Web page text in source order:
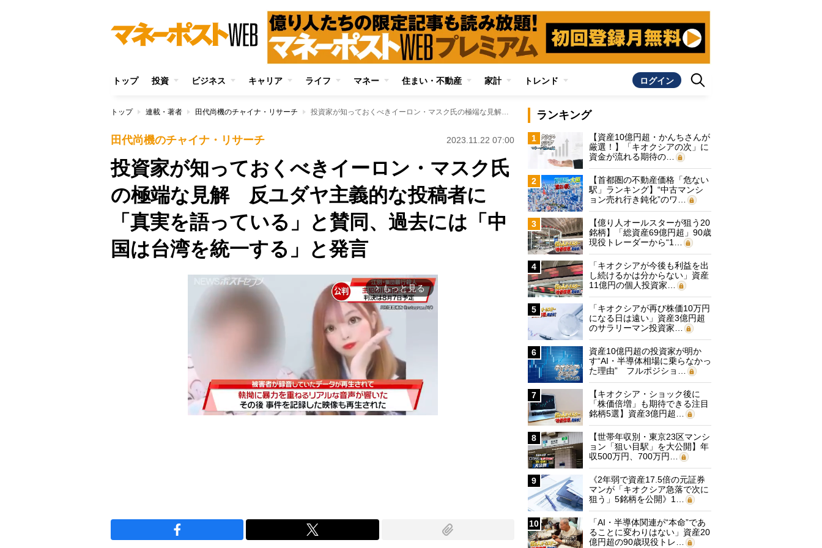
トップ 投資 ビジネス キャリア ライフ マネー 住まい・不動産 家計 トレンド ログイン
トップ 連載・著者 田代尚機のチャイナ・リサーチ 投資家が知っておくべきイーロン・マスク氏の極端な見解 反ユダヤ主義的な投稿者に「真実を語っている」と賛同、過去には「中国は台湾を統一する」と発言
田代尚機のチャイナ・リサーチ 2023.11.22 07:00
投資家が知っておくべきイーロン・マスク氏
の極端な見解 反ユダヤ主義的な投稿者に
「真実を語っている」と賛同、過去には「中
国は台湾を統一する」と発言
arrow_forward_ios もっと見る
ランキング
1
【資産10億円超・かんちさんが
厳選！】「キオクシアの次」に
資金が流れる期待の…
2
【首都圏の不動産価格「危ない
駅」ランキング】“中古マンシ
ョン売れ行き鈍化”のワ…
3
【億り人オールスターが狙う20
銘柄】「総資産69億円超」90歳
現役トレーダーから“1…
4
「キオクシアが今後も利益を出
し続けるかは分からない」資産
11億円の個人投資家…
5
「キオクシアが再び株価10万円
になる日は遠い」資産3億円超
のサラリーマン投資家…
6
資産10億円超の投資家が明か
す“AI・半導体相場に乗らなかっ
た理由” フルポジショ…
7
【キオクシア・ショック後に
「株価倍増」も期待できる注目
銘柄5選】資産3億円超…
8
【世帯年収別・東京23区マンシ
ョン「狙い目駅」を大公開】年
収500万円、700万円…
9
《2年弱で資産17.5倍の元証券
マンが「キオクシア急落で次に
狙う」5銘柄を公開》1…
10
「AI・半導体関連が“本命”であ
ることに変わりはない」資産20
億円超の90歳現役トレ…